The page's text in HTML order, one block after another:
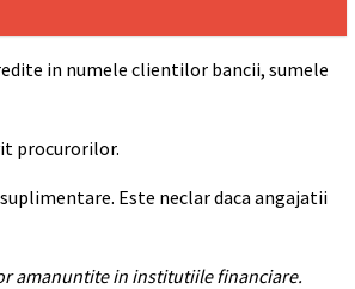
in numele clientilor bancii, sumele
procurorilor.
Este neclar daca angajatii
amanuntite in institutiile financiare.